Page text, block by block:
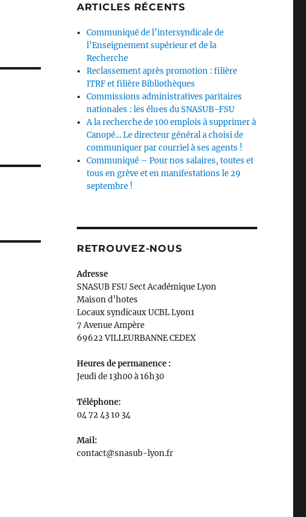
ARTICLES RÉCENTS
Communiqué de l’intersyndicale de
l’Enseignement supérieur et de la
Recherche
Reclassement après promotion : filière
ITRF et filière Bibliothèques
Commissions administratives paritaires
nationales : les élu·es du SNASUB-FSU
A la recherche de 100 emplois à supprimer à
Canopé… Le directeur général a choisi de
communiquer par courriel à ses agents !
Communiqué – Pour nos salaires, toutes et
tous en grève et en manifestations le 29
septembre !
RETROUVEZ-NOUS
Adresse
SNASUB FSU Sect Académique Lyon
Maisond’hotes
Locaux syndicaux UCBL Lyon1
7 Avenue Ampère
69622 VILLEURBANNE CEDEX
Heures de permanence :
Jeudi de 13h00 à 16h30
Téléphone:
04 72 43 10 34
Mail:
contact@snasub-lyon.fr